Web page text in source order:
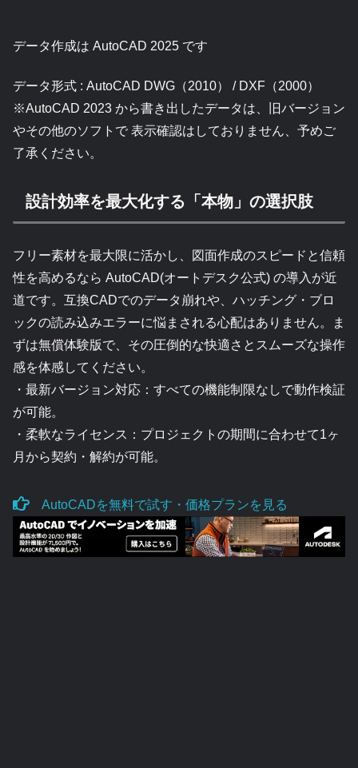
データ作成は AutoCAD 2025 です
データ形式 : AutoCAD DWG（2010） / DXF（2000）
※AutoCAD 2023 から書き出したデータは、旧バージョン
やその他のソフトで 表示確認はしておりません、予めご
了承ください。
設計効率を最大化する「本物」の選択肢
フリー素材を最大限に活かし、図面作成のスピードと信頼
性を高めるなら AutoCAD(オートデスク公式) の導入が近
道です。互換CADでのデータ崩れや、ハッチング・ブロ
ックの読み込みエラーに悩まされる心配はありません。ま
ずは無償体験版で、その圧倒的な快適さとスムーズな操作
感を体感してください。
・最新バージョン対応：すべての機能制限なしで動作検証
が可能。
・柔軟なライセンス：プロジェクトの期間に合わせて1ヶ
月から契約・解約が可能。
AutoCADを無料で試す・価格プランを見る